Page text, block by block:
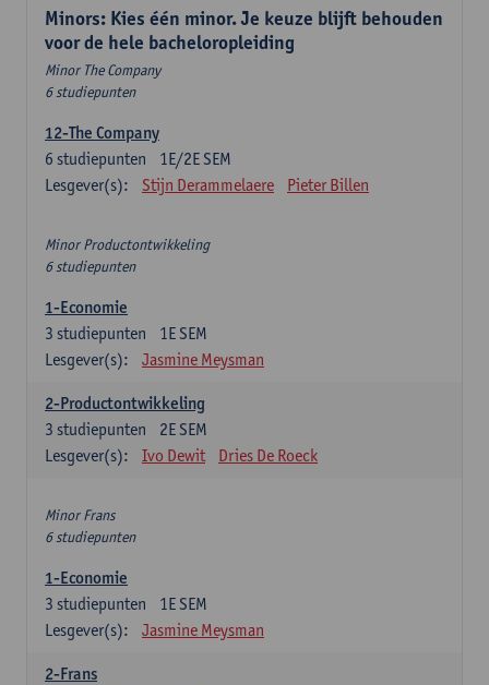
Minors: Kies één minor. Je keuze blijft behouden
voor de hele bacheloropleiding
Minor The Company
6 studiepunten
12-The Company
1E/2E SEM
6 studiepunten
Lesgever(s):
Stijn Derammelaere Pieter Billen
Minor Productontwikkeling
6 studiepunten
1-Economie
1E SEM
3 studiepunten
Lesgever(s):
Jasmine Meysman
2-Productontwikkeling
2E SEM
3 studiepunten
Lesgever(s):
Ivo Dewit Dries De Roeck
Minor Frans
6 studiepunten
1-Economie
1E SEM
3 studiepunten
Lesgever(s):
Jasmine Meysman
2-Frans